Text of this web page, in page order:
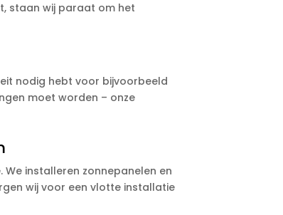
staan wij paraat om het
nodig hebt voor bijvoorbeeld
moet worden – onze
installeren zonnepanelen en
wij voor een vlotte installatie